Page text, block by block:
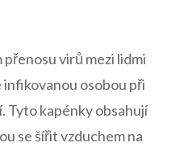
virů ‌mezi lidmi
osobou při
Tyto kapénky obsahují
se šířit vzduchem ‍na